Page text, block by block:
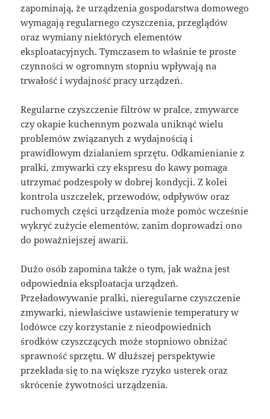
zapominają, że urządzenia gospodarstwa domowego
wymagają regularnego czyszczenia, przeglądów
oraz wymiany niektórych elementów
eksploatacyjnych. Tymczasem to właśnie te proste
czynności w ogromnym stopniu wpływają na
trwałość i wydajność pracy urządzeń.
Regularne czyszczenie filtrów w pralce, zmywarce
czy okapie kuchennym pozwala uniknąć wielu
problemów związanych z wydajnością i
prawidłowym działaniem sprzętu. Odkamienianie z
pralki, zmywarki czy ekspresu do kawy pomaga
utrzymać podzespoły w dobrej kondycji. Z kolei
kontrola uszczelek, przewodów, odpływów oraz
ruchomych części urządzenia może pomóc wcześnie
wykryć zużycie elementów, zanim doprowadzi ono
do poważniejszej awarii.
Dużo osób zapomina także o tym, jak ważna jest
odpowiednia eksploatacja urządzeń.
Przeładowywanie pralki, nieregularne czyszczenie
zmywarki, niewłaściwe ustawienie temperatury w
lodówce czy korzystanie z nieodpowiednich
środków czyszczących może stopniowo obniżać
sprawność sprzętu. W dłuższej perspektywie
przekłada się to na większe ryzyko usterek oraz
skrócenie żywotności urządzenia.